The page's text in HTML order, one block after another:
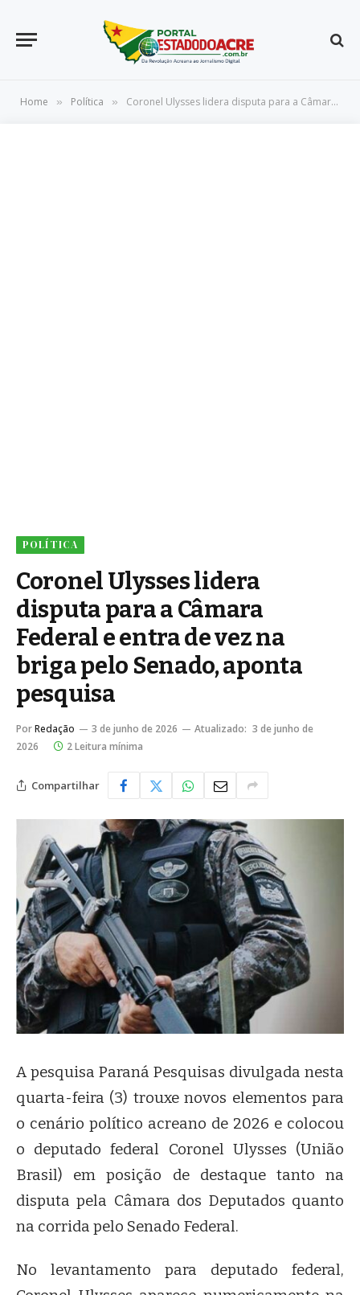
Home » Política » Coronel Ulysses lidera disputa para a Câmara Federal e entra de vez na briga pelo Senado, aponta pesquisa
POLÍTICA
Coronel Ulysses lidera
disputa para a Câmara
Federal e entra de vez na
briga pelo Senado, aponta
pesquisa
PorRedação 3 de junho de 2026 Atualizado: 3 de junho de
2026
2 Leitura mínima
Compartilhar
A pesquisa Paraná Pesquisas divulgada nesta
quarta-feira (3) trouxe novos elementos para
o cenário político acreano de 2026 e colocou
o deputado federal Coronel Ulysses (União
Brasil) em posição de destaque tanto na
disputa pela Câmara dos Deputados quanto
na corrida pelo Senado Federal.
No levantamento para deputado federal,